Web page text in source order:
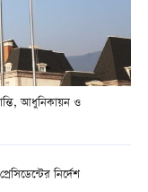
আধুনিকায়ন ও
নির্দেশ